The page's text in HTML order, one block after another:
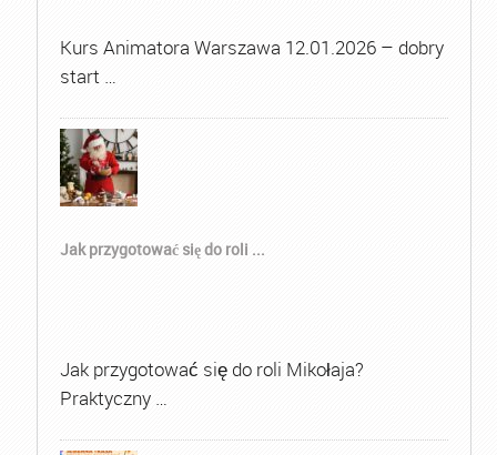
Kurs Animatora Warszawa 12.01.2026 – dobry
start …
Jak przygotować się do roli ...
Jak przygotować się do roli Mikołaja?
Praktyczny …